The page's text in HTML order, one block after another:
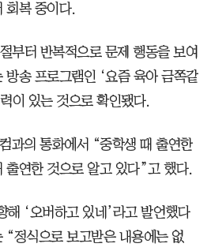
회복 중이다.
부터 반복적으로 문제 행동을 보여
방송 프로그램인 ‘요즘 육아 금쪽같
이 있는 것으로 확인됐다.
과의 통화에서 “중학생 때 출연한
출연한 것으로 알고 있다”고 했다.
해 ‘오버하고 있네’라고 발언했다
“정식으로 보고받은 내용에는 없